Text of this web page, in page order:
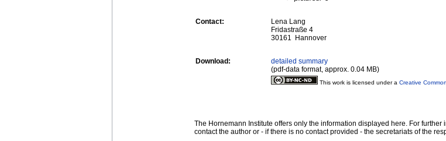
Contact:
Lena Lang
Fridastraße 4
30161 Hannover
Download:
detailed summary
(pdf-data format, approx. 0.04 MB)
This work is licensed under a Creative
The Hornemann Institute offers only the information displayed here. For
contact the author or - if there is no contact provided - the secretariats of the